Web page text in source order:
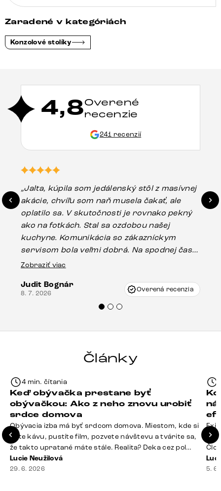
Zaradené v kategóriách
Konzolové stolíky
4,8Overené
recenzie
241 recenzií
„Jalta, kúpila som jedálenský stôl z masívnej
akácie, chvíľu som naň musela čakať, ale
oplatilo sa. V skutočnosti je rovnako pekný
ako na fotkách. Stal sa ozdobou našej
kuchyne. Komunikácia so zákazníckym
servisom bola veľmi dobrá. Na spodnej časti
stola bolo malé poškodenie, pravdepodobne
Vincze pri riešení mojej záležitosti pristúpili
veľmi korektne. Odporúčam produkty Delife
Zobraziť viac
Judit Bognár
8. 7. 2026 Overená recenzia
Články
4 min. čítania
Keď obývačka prestane byť
obývačkou: Ako z neho znovu urobiť
srdce domova
Obývacia izba má byť srdcom domova. Miestom, kde si
dáte kávu, pustíte film, pozvete návštevu a tvárite sa,
že takto upratané máte stále. Realita? Deka cez pol
sedačky, ovládač záhadne zmizol, konferenčný stolík
slúži ako odkladisko všetkého od účteniek po balzam
Lucie Neužilová
29. 6. 2026
si
5.